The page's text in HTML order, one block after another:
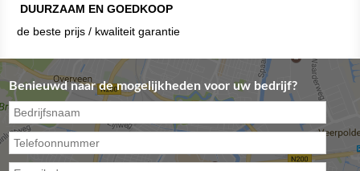
DUURZAAM EN GOEDKOOP
de beste prijs / kwaliteit garantie
Benieuwd naar de mogelijkheden voor uw bedrijf?